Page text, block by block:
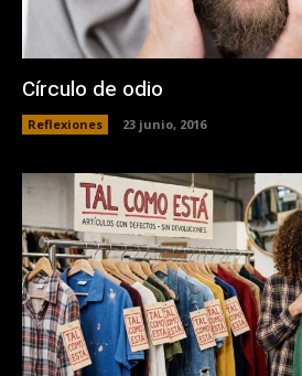
Círculo de odio
Reflexiones 23 junio, 2016